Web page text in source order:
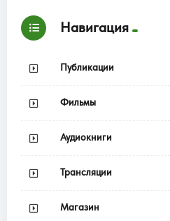
Навигация
Публикации
Фильмы
Аудиокниги
Трансляции
Магазин